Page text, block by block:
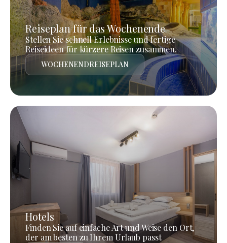
Reiseplan für das Wochenende
Stellen Sie schnell Erlebnisse und fertige
Reiseideen für kürzere Reisen zusammen.
WOCHENENDREISEPLAN
Hotels
Finden Sie auf einfache Art und Weise den Ort,
der am besten zu Ihrem Urlaub passt